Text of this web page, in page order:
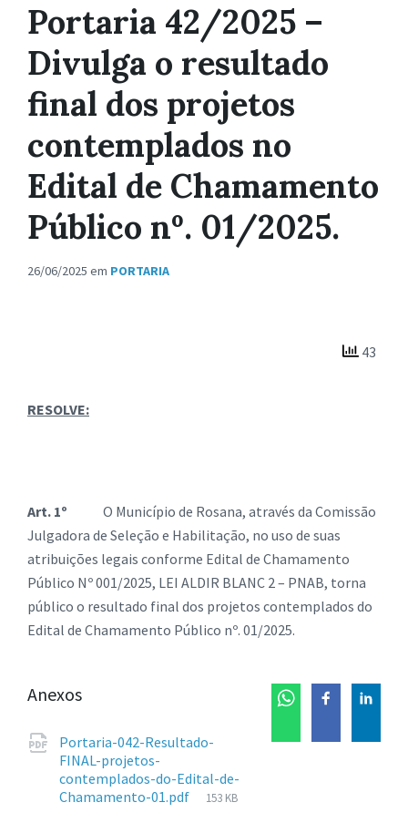
Portaria 42/2025 –
Divulga o resultado
final dos projetos
contemplados no
Edital de Chamamento
Público nº. 01/2025.
26/06/2025 em PORTARIA
43
RESOLVE:
Art. 1º O Município de Rosana, através da Comissão
Julgadora de Seleção e Habilitação, no uso de suas
atribuições legais conforme Edital de Chamamento
Público Nº 001/2025, LEI ALDIR BLANC 2 – PNAB, torna
público o resultado final dos projetos contemplados do
Edital de Chamamento Público nº. 01/2025.
Anexos
Portaria-042-Resultado-
FINAL-projetos-
contemplados-do-Edital-de-
Chamamento-01.pdf
Tamanho
153 KB